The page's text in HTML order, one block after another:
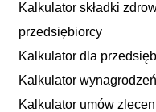
Kalkulator składki
przedsiębiorcy
Kalkulator dla
Kalkulator
Kalkulator umów